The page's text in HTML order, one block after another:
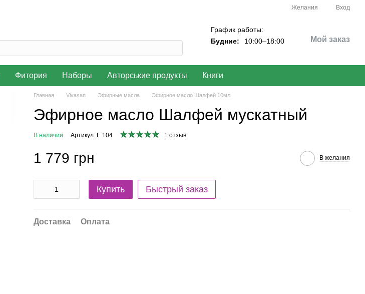
Желания Вход
График работы:
Будние:
10:00–18:00 Мой заказ
Фитория Наборы Авторськие продукты Книги
Главная Vivasan Эфирные масла Эфирное масло Шалфей 10мл
Эфирное масло Шалфей мускатный
В наличии Артикул: E 104 1 отзыв
1 779 грн В желания
Купить Быстрый заказ
Доставка Оплата